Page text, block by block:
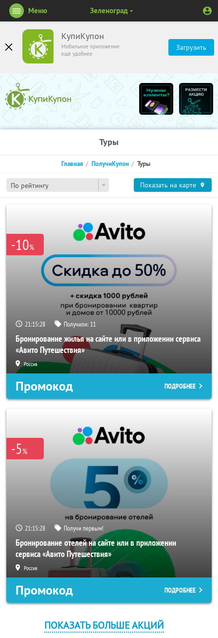
КупиКупон
Мобильное приложение
ещё удобнее
Загрузить
Меню Зеленоград
Туры
По рейтингу
Главная ПолучиКупон Туры
Показать на карте
-10%
21:15:28 Получили: 11
Бронирование жилья на сайте или в приложении сервиса
«Авито Путешествия»
Россия
Промокод ПОДРОБНЕЕ
-5%
21:15:28 Получи первым!
Бронирование отелей на сайте или в приложении
сервиса «Авито Путешествия»
Россия
Промокод ПОДРОБНЕЕ
ПОКАЗАТЬ БОЛЬШЕ АКЦИЙ